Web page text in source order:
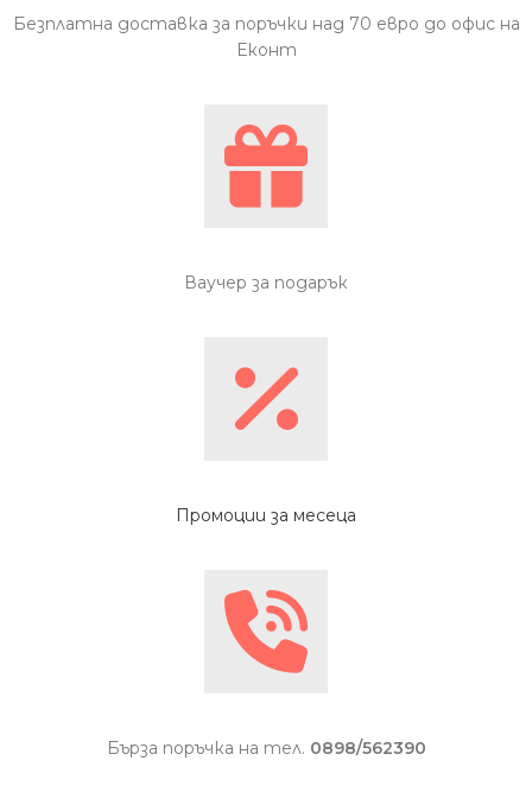
Безплатна доставка за поръчки над 70 евро до офис на
Еконт
Ваучер за подарък
Промоции за месеца
Бърза поръчка на тел. 0898/562390